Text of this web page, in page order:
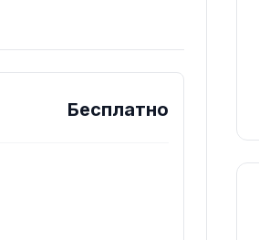
Бесплатно